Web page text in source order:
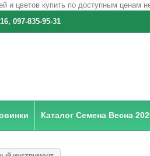
097-835-95-31
Каталог Семена Весна